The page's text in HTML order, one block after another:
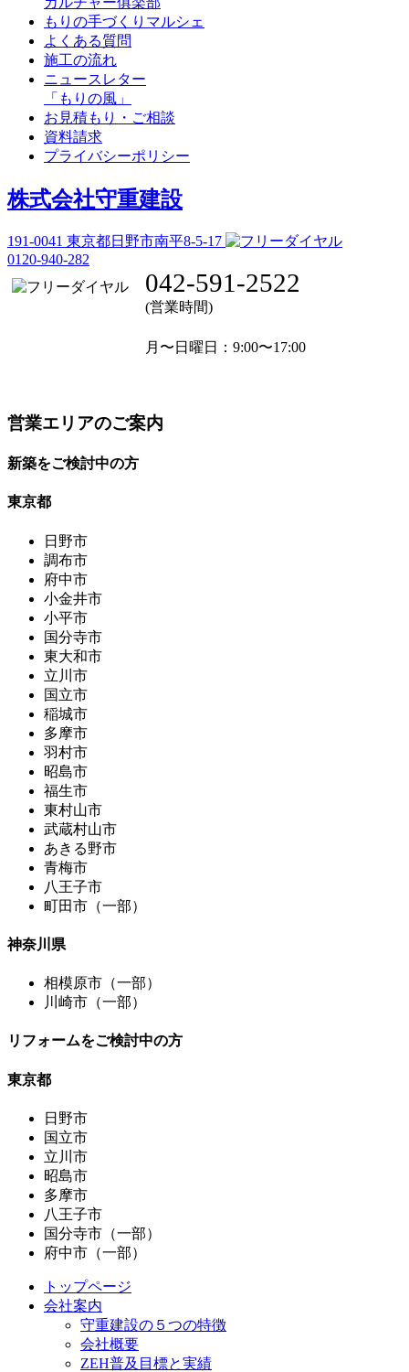
もりの手づくりマルシェ
よくある質問
施工の流れ
ニュースレター
「もりの風」
お見積もり・ご相談
資料請求
プライバシーポリシー
株式会社守重建設
191-0041 東京都日野市南平8-5-17
0120-940-282
042-591-2522
(営業時間)
月〜日曜日 ：9:00〜17:00
営業エリアのご案内
新築をご検討中の方
東京都
日野市
調布市
府中市
小金井市
小平市
国分寺市
東大和市
立川市
国立市
稲城市
多摩市
羽村市
昭島市
福生市
東村山市
武蔵村山市
あきる野市
青梅市
八王子市
町田市（一部）
神奈川県
相模原市（一部）
川崎市（一部）
リフォームをご検討中の方
東京都
日野市
国立市
立川市
昭島市
多摩市
八王子市
国分寺市（一部）
府中市（一部）
トップページ
会社案内
守重建設の５つの特徴
会社概要
ZEH普及目標と実績